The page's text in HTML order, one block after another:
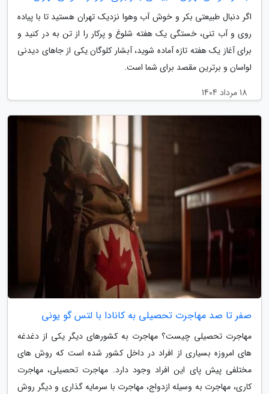
اگر دنبال طبیعتی بکر و خوش آب وهوا نزدیک تهران هستید تا با پیاده
روی و آب تنی، خستگی یک هفته شلوغ و پرکار را از تن به در کنید و
برای آغاز یک هفته تازه آماده شوید، آبشار کلوگان یکی از جاهای دیدنی
لواسان و برترین مقصد برای شما است.
18 مرداد 1404
صفر تا صد مهاجرت تحصیلی به کانادا با لتس گو یونی
مهاجرت تحصیلی چیست؟ مهاجرت به کشورهای دیگر یکی از دغدغه
های امروزه بسیاری از افراد در داخل کشور شده است که روش های
مختلفی پیش پای این افراد وجود دارد. مهاجرت تحصیلی، مهاجرت
کاری، مهاجرت به وسیله ازدواج، مهاجرت با سرمایه گذاری و دیگر روش